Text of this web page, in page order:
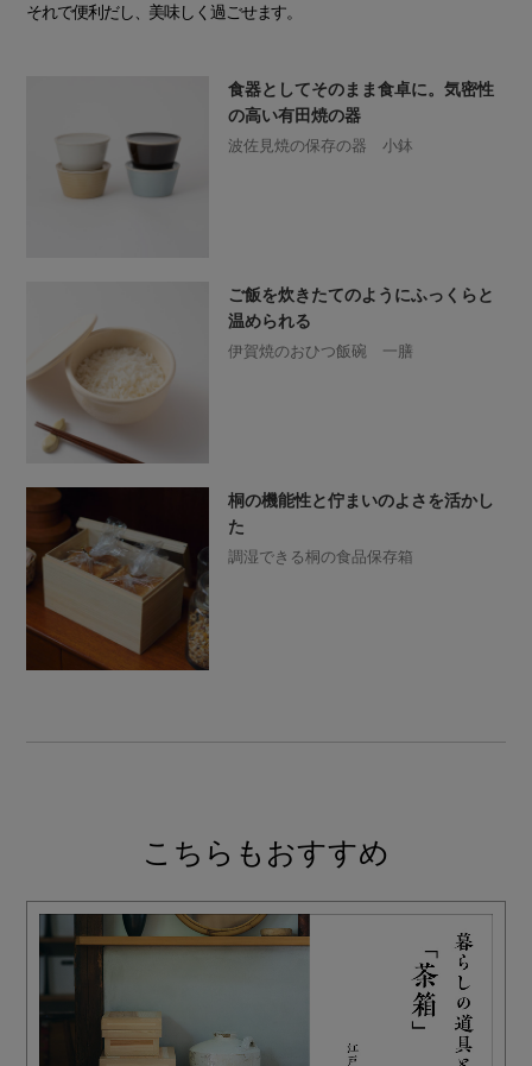
それで便利だし、美味しく過ごせます。
食器としてそのまま食卓に。気密性
の高い有田焼の器
波佐見焼の保存の器 小鉢
ご飯を炊きたてのようにふっくらと
温められる
伊賀焼のおひつ飯碗 一膳
桐の機能性と佇まいのよさを活かし
た
調湿できる桐の食品保存箱
こちらもおすすめ